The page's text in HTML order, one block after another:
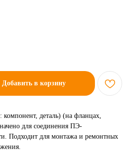
Добавить в корзину
деталь) (на фланцах,
для соединения ПЭ-
Подходит для монтажа и ремонтных